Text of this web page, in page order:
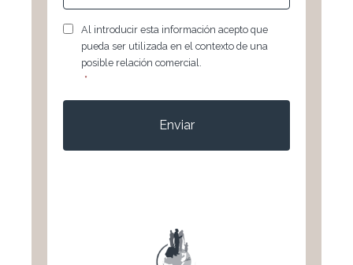
RGPD *
Al introducir esta información acepto que
pueda ser utilizada en el contexto de una
posible relación comercial.
*